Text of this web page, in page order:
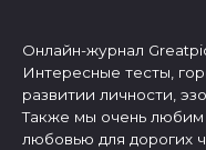
Онлайн-журнал
Интересные тесты,
развитии личности,
Также мы очень любим
любовью для дорогих